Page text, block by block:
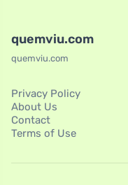
quemviu.com
quemviu.com
Privacy Policy
About Us
Contact
Terms of Use